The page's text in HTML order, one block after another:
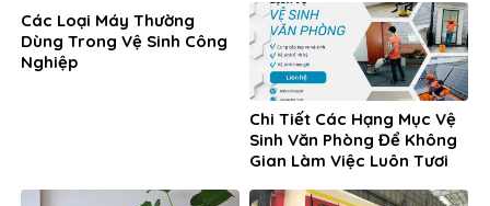
Các Loại Máy Thường
Dùng Trong Vệ Sinh Công
Nghiệp
Chi Tiết Các Hạng Mục Vệ
Sinh Văn Phòng Để Không
Gian Làm Việc Luôn Tươi